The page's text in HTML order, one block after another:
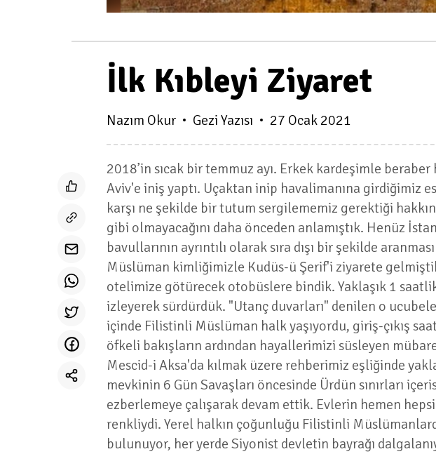
İlk Kıbleyi Ziyaret
Nazım Okur Gezi Yazısı 27 Ocak 2021
2018’in sıcak bir temmuz ayı. Erkek kardeşimle
Aviv'e iniş yaptı. Uçaktan inip havalimanına girdiğimiz
karşı ne şekilde bir tutum sergilememiz gerektiği
gibi olmayacağını daha önceden anlamıştık. Henüz
bavullarının ayrıntılı olarak sıra dışı bir şekilde
Müslüman kimliğimizle Kudüs-ü Şerif'i ziyarete
otelimize götürecek otobüslere bindik. Yaklaşık 1
izleyerek sürdürdük. "Utanç duvarları" denilen o
içinde Filistinli Müslüman halk yaşıyordu, giriş-çıkış
öfkeli bakışların ardından hayallerimizi süsleyen
Mescid-i Aksa'da kılmak üzere rehberimiz eşliğinde
mevkinin 6 Gün Savaşları öncesinde Ürdün sınırları
ezberlemeye çalışarak devam ettik. Evlerin hemen
renkliydi. Yerel halkın çoğunluğu Filistinli
bulunuyor, her yerde Siyonist devletin bayrağı